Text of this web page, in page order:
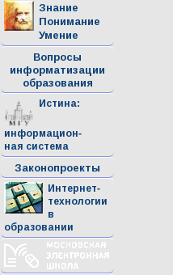
Знание
Понимание
Умение
Вопросы
информатизации
образования
Истина:
информацион-
ная система
Законопроекты
Интернет-
технологии
в
образовании